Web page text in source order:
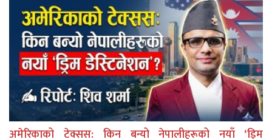
अमेरिकाको टेक्सस: किन बन्यो नेपालीहरूको नयाँ ‘ड्रिम